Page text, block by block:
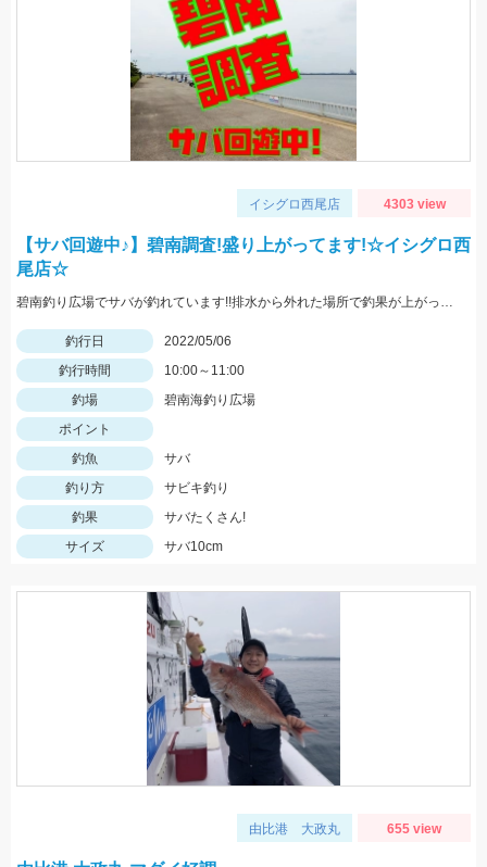
イシグロ西尾店 4303 view
【サバ回遊中♪】碧南調査!盛り上がってます!☆イシグロ西
尾店☆
碧南釣り広場でサバが釣れています!!排水から外れた場所で釣果が上がっていました!
釣行日
2022/05/06
釣行時間
10:00～11:00
釣場
碧南海釣り広場
ポイント
釣魚
サバ
釣り方
サビキ釣り
釣果
サバたくさん!
サイズ
サバ10cm
由比港 大政丸 655 view